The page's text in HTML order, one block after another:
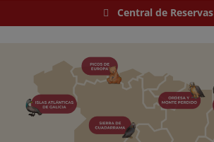
Central de Reservas